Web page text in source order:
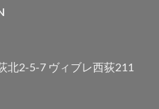
北2-5-7 ヴィブレ西荻211